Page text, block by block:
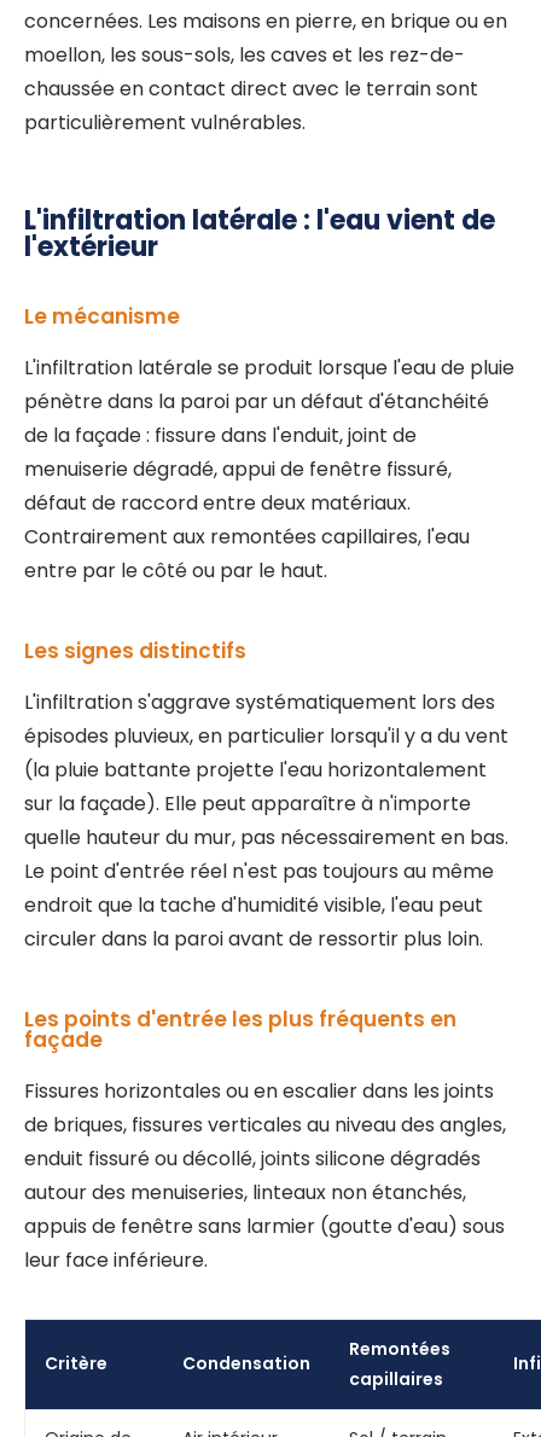
concernées. Les maisons en pierre, en brique ou en
moellon, les sous-sols, les caves et les rez-de-
chaussée en contact direct avec le terrain sont
particulièrement vulnérables.
L'infiltration latérale : l'eau vient de
l'extérieur
Le mécanisme
L'infiltration latérale se produit lorsque l'eau de pluie
pénètre dans la paroi par un défaut d'étanchéité
de la façade : fissure dans l'enduit, joint de
menuiserie dégradé, appui de fenêtre fissuré,
défaut de raccord entre deux matériaux.
Contrairement aux remontées capillaires, l'eau
entre par le côté ou par le haut.
Les signes distinctifs
L'infiltration s'aggrave systématiquement lors des
épisodes pluvieux, en particulier lorsqu'il y a du vent
(la pluie battante projette l'eau horizontalement
sur la façade). Elle peut apparaître à n'importe
quelle hauteur du mur, pas nécessairement en bas.
Le point d'entrée réel n'est pas toujours au même
endroit que la tache d'humidité visible, l'eau peut
circuler dans la paroi avant de ressortir plus loin.
Les points d'entrée les plus fréquents en
façade
Fissures horizontales ou en escalier dans les joints
de briques, fissures verticales au niveau des angles,
enduit fissuré ou décollé, joints silicone dégradés
autour des menuiseries, linteaux non étanchés,
appuis de fenêtre sans larmier (goutte d'eau) sous
leur face inférieure.
Critère Condensation
Remontées
capillaires